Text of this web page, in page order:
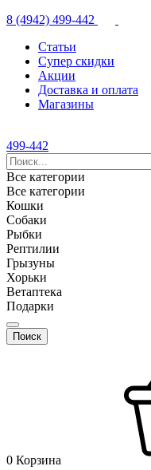
8 (4942) 499-442
Статьи
Супер скидки
Акции
Доставка и оплата
Магазины
499-442
Все категории
Все категории
Кошки
Собаки
Рыбки
Рептилии
Грызуны
Хорьки
Ветаптека
Подарки
0 Корзина